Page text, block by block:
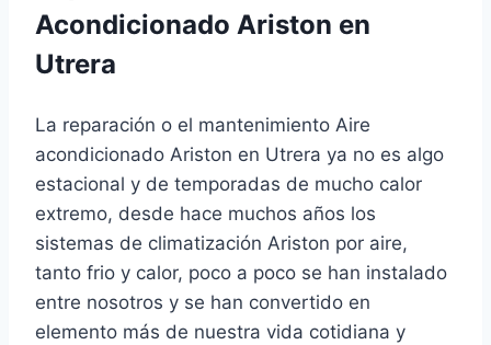
Acondicionado Ariston en
Utrera
La reparación o el mantenimiento Aire
acondicionado Ariston en Utrera ya no es algo
estacional y de temporadas de mucho calor
extremo, desde hace muchos años los
sistemas de climatización Ariston por aire,
tanto frio y calor, poco a poco se han instalado
entre nosotros y se han convertido en
elemento más de nuestra vida cotidiana y